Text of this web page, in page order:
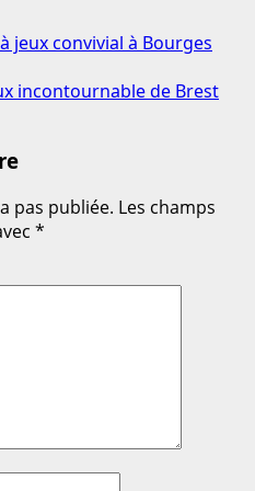
jeux convivial à Bourges
incontournable de Brest
pas publiée. Les champs
*